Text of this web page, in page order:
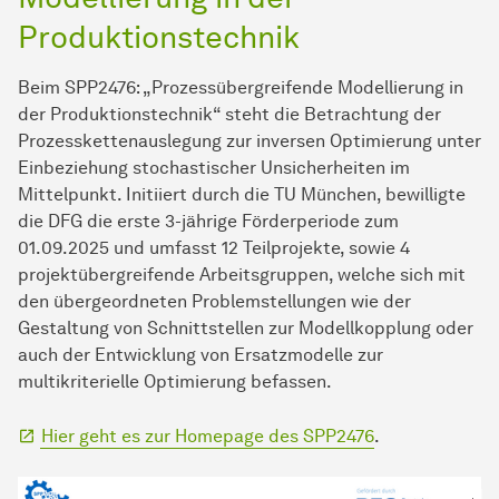
Produktionstechnik
Beim SPP2476: „Prozessübergreifende Modellierung in
der Produktionstechnik“ steht die Betrachtung der
Prozesskettenauslegung zur inversen Optimierung unter
Einbeziehung stochastischer Unsicherheiten im
Mittelpunkt. Initiiert durch die TU München, bewilligte
die DFG die erste 3-jährige Förderperiode zum
01.09.2025 und umfasst 12 Teilprojekte, sowie 4
projektübergreifende Arbeitsgruppen, welche sich mit
den übergeordneten Problemstellungen wie der
Gestaltung von Schnittstellen zur Modellkopplung oder
auch der Entwicklung von Ersatzmodelle zur
multikriterielle Optimierung befassen.
Hier geht es zur Homepage des SPP2476.